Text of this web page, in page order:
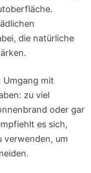
die natürliche
Umgang mit
zu viel
oder gar
es sich,
verwenden, um